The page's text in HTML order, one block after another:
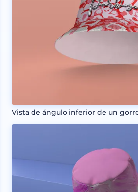
Vista de ángulo inferior de un